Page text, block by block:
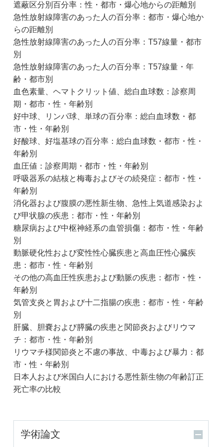
遮蔽区分別百分率：性・都市・爆心地からの距離別
急性放射線障害のあった人の百分率：都市・爆心地か
らの距離別
急性放射線障害のあった人の百分率：T57線量・都市
別
急性放射線障害のあった人の百分率：T57線量・年
齢・都市別
血色素量、ヘマトクリット値、総白血球数：診察周
期・都市・性・年齢別
好中球、リンパ球、単球の百分率：総白血球数・都
市・性・年齢別
好酸球、好塩基球の百分率：総白血球数・都市・性・
年齢別
血圧値：診察周期・都市・性・年齢別
呼吸器系の結核と梅毒およびその続発症：都市・性・
年齢別
消化器および腹膜の悪性新生物、急性上気道感染およ
び甲状腺の疾患：都市・性・年齢別
糖尿病および中枢神経系の血管損傷：都市・性・年齢
別
動脈硬化性および変性性心臓疾患と高血圧性心臓疾
患：都市・性・年齢別
その他の高血圧性疾患および動脈の疾患：都市・性・
年齢別
気管支炎と胃および十二指腸の疾患：都市・性・年齢
別
肝臓、胆嚢および膵臓の疾患と関節炎およびリウマ
チ：都市・性・年齢別
リウマチ様関節炎と不慮の事故、中毒および暴力：都
市・性・年齢別
日本人および米国白人における悪性新生物の年齢訂正
死亡率の比較
学術論文